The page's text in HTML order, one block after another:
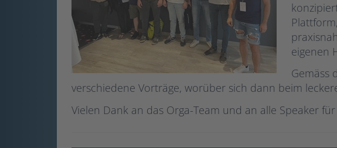
eigenen
Gemäss
verschiedene Vorträge, worüber sich dann beim
Vielen Dank an das Orga-Team und an alle Speaker